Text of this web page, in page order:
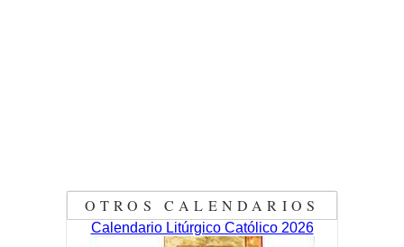
OTROS CALENDARIOS
Calendario Litúrgico Católico 2026